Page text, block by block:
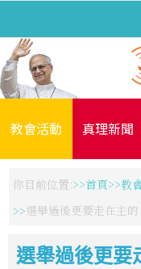
教會活動 真理新聞
你目前位置: 首頁 教
選舉過後更要走在主
選舉過後更要